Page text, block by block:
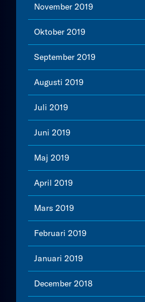
November 2019
Oktober 2019
September 2019
Augusti 2019
Juli 2019
Juni 2019
Maj 2019
April 2019
Mars 2019
Februari 2019
Januari 2019
December 2018